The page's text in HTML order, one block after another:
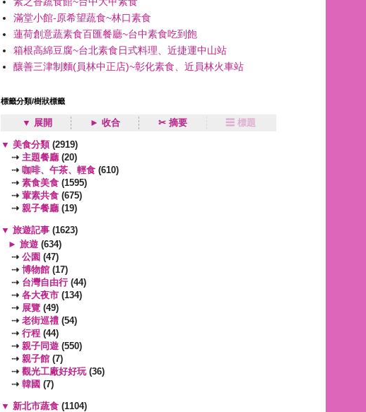
滿堂小館-原希望蔬食~林口素食
蓮荷創意蔬素食百匯餐廳~台中素食吃到飽
箱根高綿豆腐~台北素食日式料理、近捷運中山站
釀善三津制麵(員林中正店)~彰化素食、近員林火車站
標籤分類/樹狀標籤
▼ 展開 ► 收合 ✂ 摘要 ☰ 標題
▼ 美食分類 (2919)
⇢ 主題餐廳 (20)
⇢ 咖啡、午茶、輕食 (610)
⇢ 素食美食 (1595)
⇢ 葷素共食 (675)
⇢ 親子餐廳 (19)
▼ 旅遊記事 (1623)
► 旅遊 (634)
⇢ 公園 (47)
⇢ 博物館 (17)
⇢ 台灣自由行 (44)
⇢ 各大夜市 (134)
⇢ 展覽 (49)
⇢ 老街巡禮 (54)
⇢ 行程 (44)
⇢ 親子同遊 (550)
⇢ 親子館 (7)
⇢ 觀光工廠好好玩(36)
⇢ 韓國 (7)
▼ 新北市蔬食 (1104)